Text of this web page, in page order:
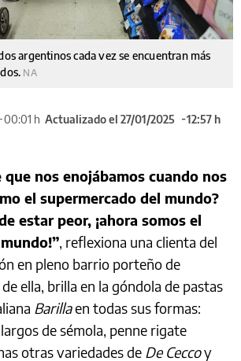
argentinos cada vez se encuentran más
NA
00:01 h Actualizado el 27/01/2025
12:57 h
que nos enojábamos cuando nos
el supermercado del mundo?
estar peor, ¡ahora somos el
, reflexiona una clienta del
en pleno barrio porteño de
ella, brilla en la góndola de pastas
Barillaen todas sus formas:
de sémola, penne rigate
otras variedades de De Ceccoy